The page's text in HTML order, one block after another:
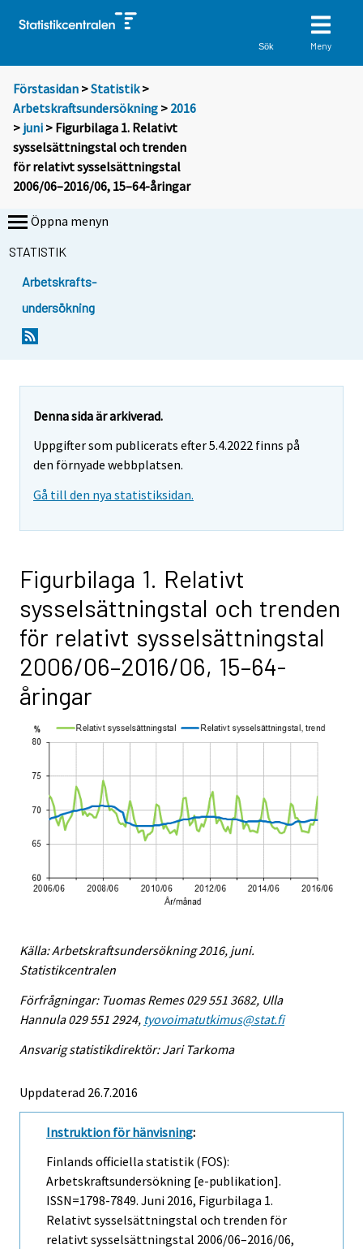
Sök Meny
Förstasidan >Statistik >
Arbetskraftsundersökning > 2016
> juni > Figurbilaga 1. Relativt
sysselsättningstal och trenden
för relativt sysselsättningstal
2006/06–2016/06, 15–64-åringar
Öppna menyn
STATISTIK
Arbetskrafts-
undersökning
Denna sida är arkiverad.
Uppgifter som publicerats efter 5.4.2022 finns på
den förnyade webbplatsen.
Gå till den nya statistiksidan.
Figurbilaga 1. Relativt
sysselsättningstal och trenden
för relativt sysselsättningstal
2006/06–2016/06, 15–64-
åringar
Källa: Arbetskraftsundersökning 2016, juni.
Statistikcentralen
Förfrågningar: Tuomas Remes 029 551 3682, Ulla
Hannula 029 551 2924, tyovoimatutkimus@stat.fi
Ansvarig statistikdirektör: Jari Tarkoma
Uppdaterad 26.7.2016
Instruktion för hänvisning:
Finlands officiella statistik (FOS):
Arbetskraftsundersökning [e-publikation].
ISSN=1798-7849. Juni 2016, Figurbilaga 1.
Relativt sysselsättningstal och trenden för
relativt sysselsättningstal 2006/06–2016/06,